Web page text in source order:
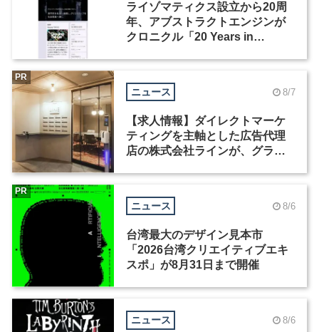
ライゾマティクス設立から20周
年、アブストラクトエンジンが
クロニクル「20 Years in
ニュース 8/7
【求人情報】ダイレクトマーケ
ティングを主軸とした広告代理
店の株式会社ラインが、グラフ
PR
ニュース 8/6
台湾最大のデザイン見本市
「2026台湾クリエイティブエキ
スポ」が8月31日まで開催
PR
ニュース 8/6